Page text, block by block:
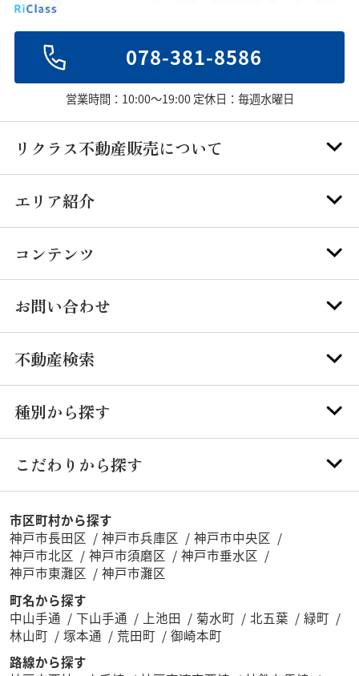
078-381-8586
営業時間：10:00～19:00 定休日：毎週水曜日
リクラス不動産販売について
エリア紹介
コンテンツ
お問い合わせ
不動産検索
種別から探す
こだわりから探す
市区町村から探す
神戸市長田区
神戸市兵庫区
神戸市中央区
神戸市北区
神戸市須磨区
神戸市垂水区
神戸市東灘区
神戸市灘区
町名から探す
中山手通
下山手通 上池田 菊水町 北五葉
緑町
林山町
塚本通 荒田町
御崎本町
路線から探す